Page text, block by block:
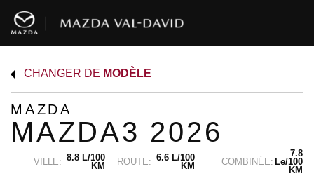
CHANGER DE MODÈLE
MAZDA
MAZDA3 2026
VILLE: 8.8 L/100
KM
ROUTE: 6.6 L/100
KM
COMBINÉE:
7.8
Le/100
KM